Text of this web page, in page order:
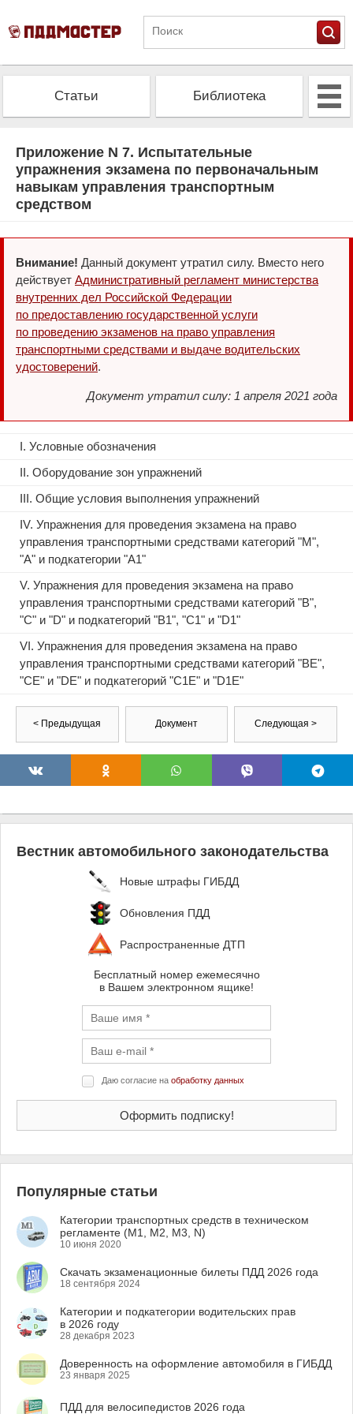
Статьи Библиотека
Проверить штрафы Калькулятор ОСАГО
Приложение N 7. Испытательные
упражнения экзамена по первоначальным
навыкам управления транспортным
средством
Внимание! Данный документ утратил силу. Вместо него
действует Административный регламент министерства
внутренних дел Российской Федерации
по предоставлению государственной услуги
по проведению экзаменов на право управления
транспортными средствами и выдаче водительских
удостоверений.
Документ утратил силу: 1 апреля 2021 года
I. Условные обозначения
II. Оборудование зон упражнений
III. Общие условия выполнения упражнений
IV. Упражнения для проведения экзамена на право
управления транспортными средствами категорий "М",
"А" и подкатегории "А1"
V. Упражнения для проведения экзамена на право
управления транспортными средствами категорий "В",
"С" и "D" и подкатегорий "В1", "С1" и "D1"
VI. Упражнения для проведения экзамена на право
управления транспортными средствами категорий "ВЕ",
"СЕ" и "DE" и подкатегорий "С1Е" и "D1E"
< Предыдущая Документ Следующая >
Вестник автомобильного законодательства
Новые штрафы ГИБДД
Обновления ПДД
Распространенные ДТП
Бесплатный номер ежемесячно
в Вашем электронном ящике!
Даю согласие на обработку данных
Популярные статьи
Категории транспортных средств в техническом
регламенте (M1, M2, M3, N)
10 июня 2020
Скачать экзаменационные билеты ПДД 2026 года
18 сентября 2024
Категории и подкатегории водительских прав
в 2026 году
28 декабря 2023
Доверенность на оформление автомобиля в ГИБДД
23 января 2025
ПДД для велосипедистов 2026 года